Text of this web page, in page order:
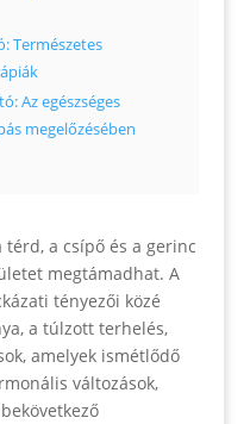
Természetes
Az egészséges
megelőzésében
a csípő és a gerinc
megtámadhat. A
tényezői közé
a túlzott terhelés,
amelyek ismétlődő
változások,